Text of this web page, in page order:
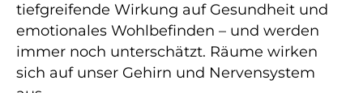
tiefgreifende Wirkung auf Gesundheit und
emotionales Wohlbefinden – und werden
immer noch unterschätzt. Räume wirken
sich auf unser Gehirn und Nervensystem